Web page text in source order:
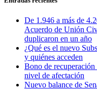
De 1.946 a más de
Acuerdo de Unión
duplicaron en un año
¿Qué es el nuevo
y quiénes acceden
Bono de recuperación
nivel de afectación
Nuevo balance de